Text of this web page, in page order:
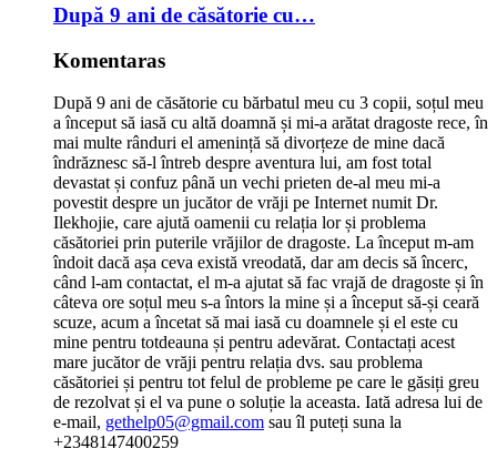
După 9 ani de căsătorie cu…
Komentaras
După 9 ani de căsătorie cu bărbatul meu cu 3 copii, soțul meu
a început să iasă cu altă doamnă și mi-a arătat dragoste rece, în
mai multe rânduri el amenință să divorțeze de mine dacă
îndrăznesc să-l întreb despre aventura lui, am fost total
devastat și confuz până un vechi prieten de-al meu mi-a
povestit despre un jucător de vrăji pe Internet numit Dr.
Ilekhojie, care ajută oamenii cu relația lor și problema
căsătoriei prin puterile vrăjilor de dragoste. La început m-am
îndoit dacă așa ceva există vreodată, dar am decis să încerc,
când l-am contactat, el m-a ajutat să fac vrajă de dragoste și în
câteva ore soțul meu s-a întors la mine și a început să-și ceară
scuze, acum a încetat să mai iasă cu doamnele și el este cu
mine pentru totdeauna și pentru adevărat. Contactați acest
mare jucător de vrăji pentru relația dvs. sau problema
căsătoriei și pentru tot felul de probleme pe care le găsiți greu
de rezolvat și el va pune o soluție la aceasta. Iată adresa lui de
e-mail, gethelp05@gmail.com sau îl puteți suna la
+2348147400259